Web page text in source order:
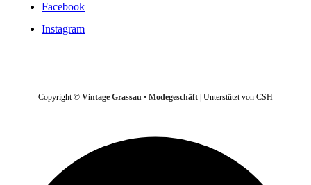
Facebook
Instagram
Copyright © Vintage Grassau • Modegeschäft | Unterstützt von CSH